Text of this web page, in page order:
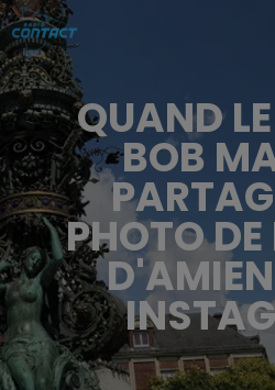
QUAND
BOB
PHOTO DE